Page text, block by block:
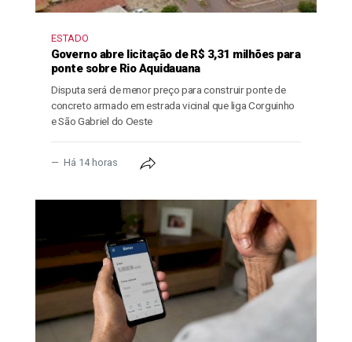
ESTADO
Governo abre licitação de R$ 3,31 milhões para
ponte sobre Rio Aquidauana
Disputa será de menor preço para construir ponte de
concreto armado em estrada vicinal que liga Corguinho
e São Gabriel do Oeste
Há 14 horas